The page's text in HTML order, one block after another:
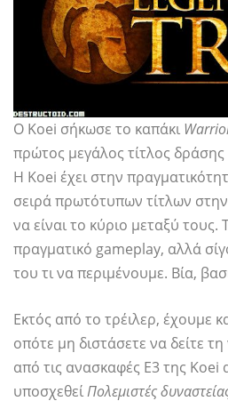
Ο Koei σήκωσε το καπάκι
πρώτος μεγάλος τίτλος
Η Koei έχει στην
σειρά πρωτότυπων τίτλων στην
να είναι το κύριο μεταξύ τους.
πραγματικό gameplay, αλλά
του τι να περιμένουμε. Βία,
Εκτός από το τρέιλερ, έχουμε
οπότε μη διστάσετε να δείτε
από τις ανασκαφές E3 της
υποσχεθείΠολεμιστές